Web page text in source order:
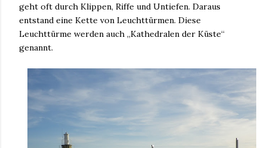
geht oft durch Klippen, Riffe und Untiefen. Daraus
entstand eine Kette von Leuchttürmen. Diese
Leuchttürme werden auch „Kathedralen der Küste“
genannt.